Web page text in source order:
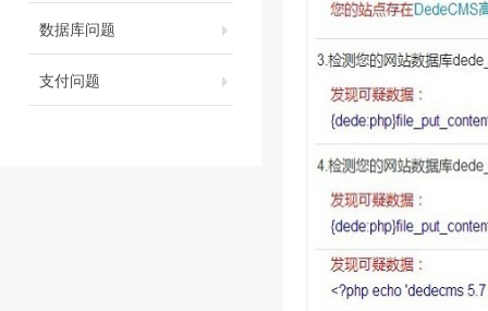
数据库问题
支付问题